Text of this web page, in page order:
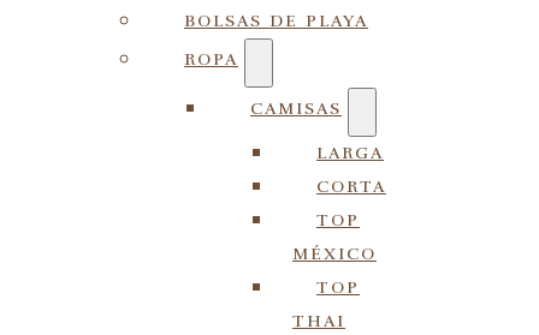
BOLSAS DE PLAYA
ROPA
CAMISAS
LARGA
CORTA
TOP
MÉXICO
TOP
THAI